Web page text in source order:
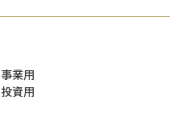
事業用
投資用